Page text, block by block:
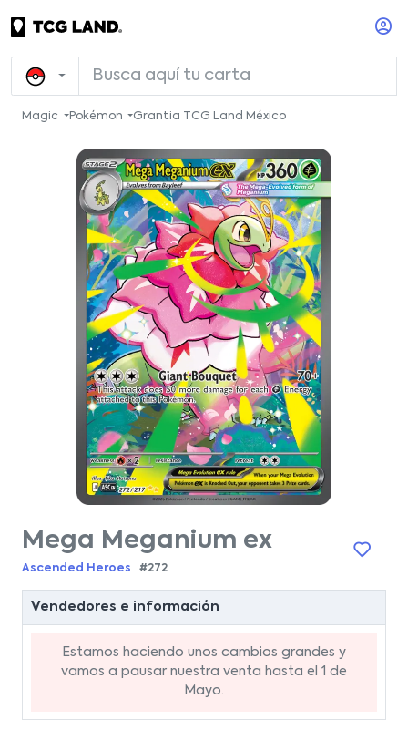
Magic Pokémon Grantia TCG Land México
Mega Meganium ex
Ascended Heroes #272
Vendedores e información
Estamos haciendo unos cambios grandes y
vamos a pausar nuestra venta hasta el 1 de
Mayo.